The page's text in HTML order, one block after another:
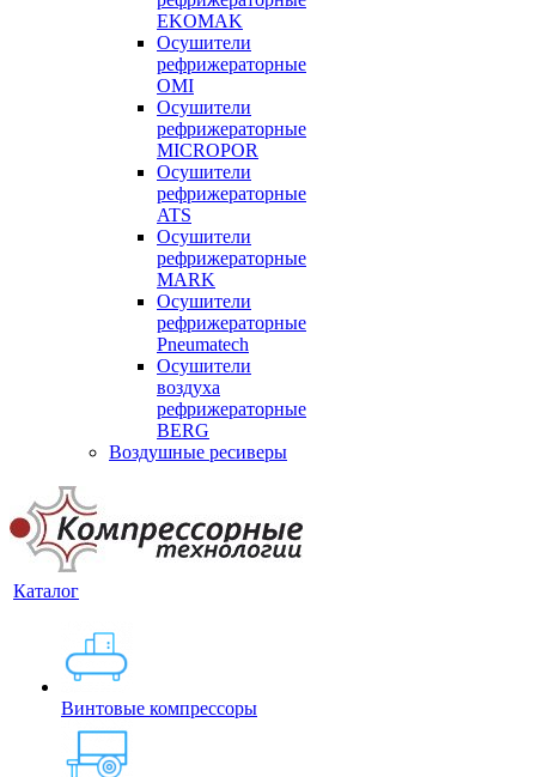
EKOMAK
Осушители
рефрижераторные
OMI
Осушители
рефрижераторные
MICROPOR
Осушители
рефрижераторные
ATS
Осушители
рефрижераторные
MARK
Осушители
рефрижераторные
Pneumatech
Осушители
воздуха
рефрижераторные
BERG
Воздушные ресиверы
Каталог
Винтовые компрессоры